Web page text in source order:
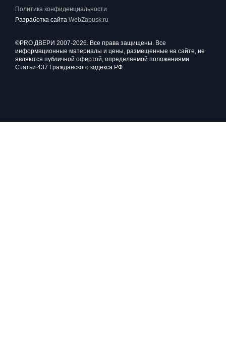
Политика конфиденциальности
Разработка сайта WebZapusk.ru
©PRO ДВЕРИ 2007-2026. Все права защищены. Все
информационные материалы и цены, размещенные на сайте, не
являются публичной офертой, определяемой положениями
Статьи 437 Гражданского кодекса РФ